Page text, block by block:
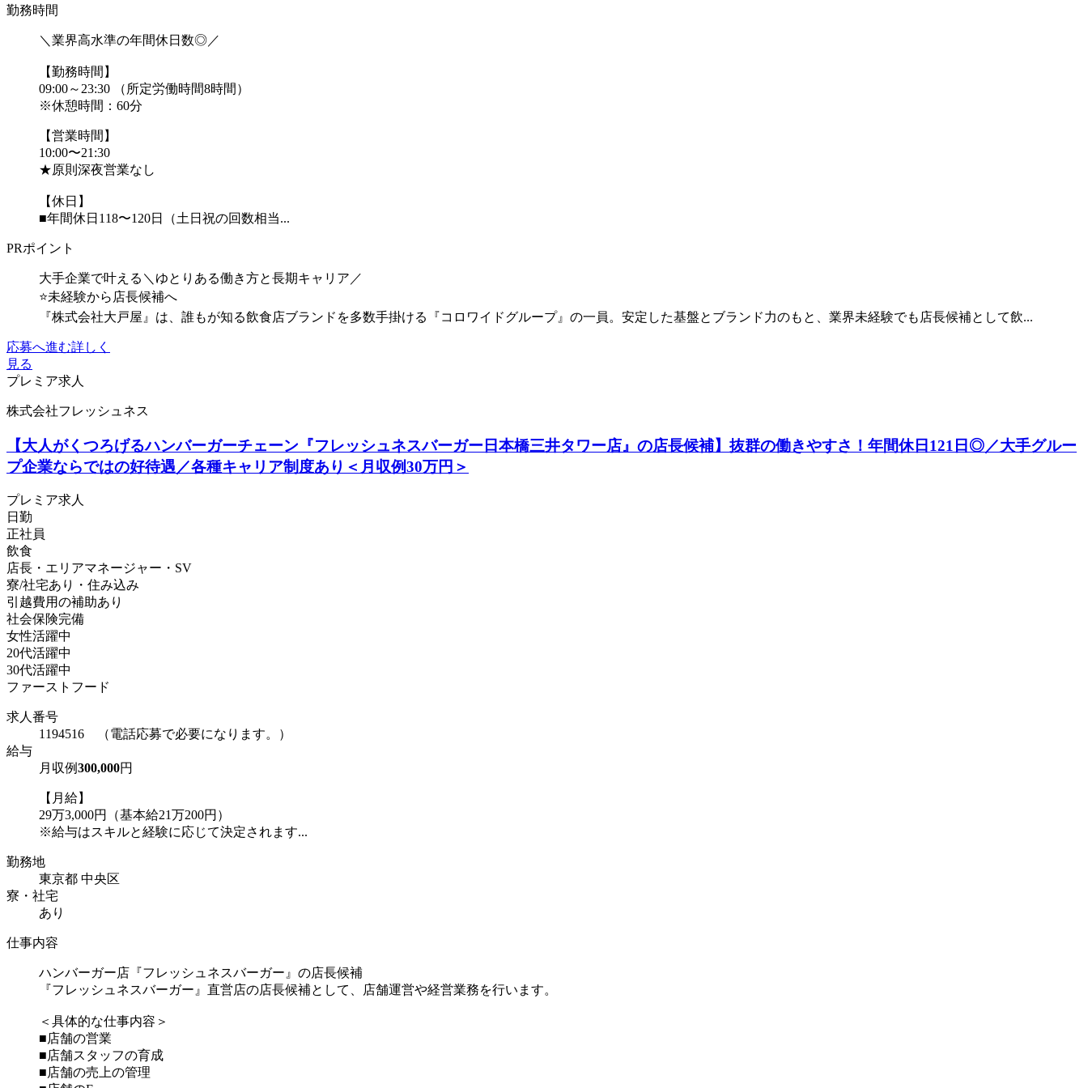
勤務時間
＼業界高水準の年間休日数◎／
【勤務時間】
09:00～23:30 （所定労働時間8時間）
※休憩時間：60分
【営業時間】
10:00〜21:30
★原則深夜営業なし
【休日】
■年間休日118〜120日（土日祝の回数相当...
PRポイント
大手企業で叶える＼ゆとりある働き方と長期キャリア／
⭐未経験から店長候補へ
『株式会社大戸屋』は、誰もが知る飲食店ブランドを多数手掛ける『コロワイドグループ』の一員。安定した基盤とブランド力のもと、業界未経験でも店長候補として飲...
応募へ進む詳しく
見る
プレミア求人
株式会社フレッシュネス
【大人がくつろげるハンバーガーチェーン『フレッシュネスバーガー日本橋三井タワー店』の店長候補】抜群の働きやすさ！年間休日121日◎／大手グルー
プ企業ならではの好待遇／各種キャリア制度あり＜月収例30万円＞
プレミア求人
日勤
正社員
飲食
店長・エリアマネージャー・SV
寮/社宅あり・住み込み
引越費用の補助あり
社会保険完備
女性活躍中
20代活躍中
30代活躍中
ファーストフード
求人番号
1194516 （電話応募で必要になります。）
給与
月収例300,000円
【月給】
29万3,000円（基本給21万200円）
※給与はスキルと経験に応じて決定されます...
勤務地
東京都 中央区
寮・社宅
あり
仕事内容
ハンバーガー店『フレッシュネスバーガー』の店長候補
『フレッシュネスバーガー』直営店の店長候補として、店舗運営や経営業務を行います。
＜具体的な仕事内容＞
■店舗の営業
■店舗スタッフの育成
■店舗の売上の管理